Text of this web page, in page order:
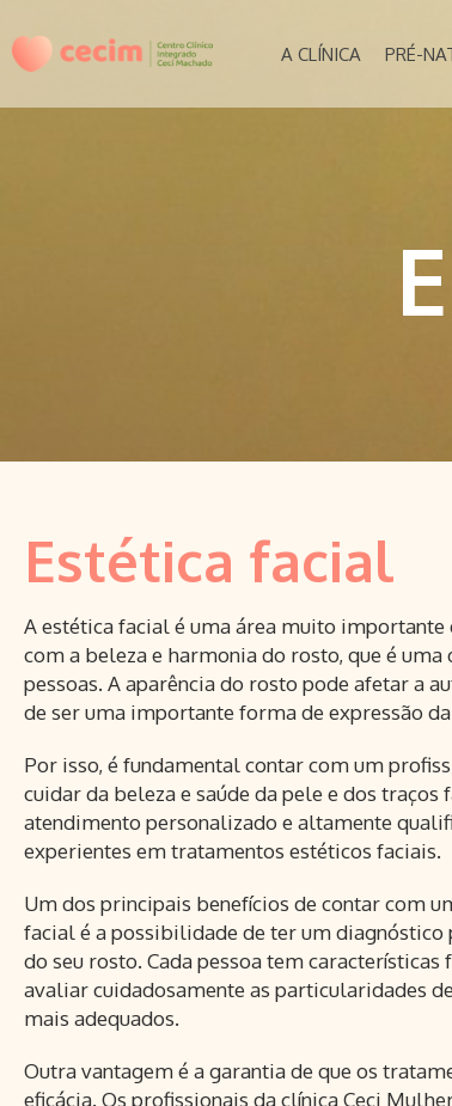
A CLÍNICA PRÉ-
Estética facial
A estética facial é uma área muito
com a beleza e harmonia do rosto, que é
pessoas. A aparência do rosto pode afetar a
de ser uma importante forma de expressão
Por isso, é fundamental contar com um
cuidar da beleza e saúde da pele e dos
atendimento personalizado e altamente
experientes em tratamentos estéticos faciais.
Um dos principais benefícios de contar com
facial é a possibilidade de ter um diagnóstico
do seu rosto. Cada pessoa tem características
avaliar cuidadosamente as particularidades
mais adequados.
Outra vantagem é a garantia de que os
eficácia. Os profissionais da clínica Ceci